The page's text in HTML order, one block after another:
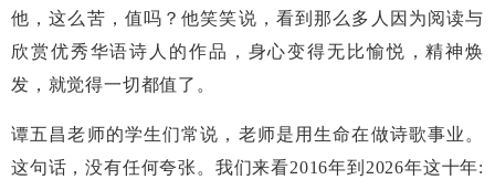
他，这么苦，值吗？他笑笑说，看到那么多人因为阅读与
欣赏优秀华语诗人的作品，身心变得无比愉悦，精神焕
发，就觉得一切都值了。
谭五昌老师的学生们常说，老师是用生命在做诗歌事业。
这句话，没有任何夸张。我们来看2016年到2026年这十年: